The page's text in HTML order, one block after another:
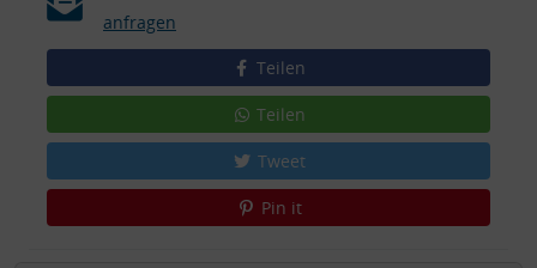
anfragen
Teilen
Teilen
Tweet
Pin it